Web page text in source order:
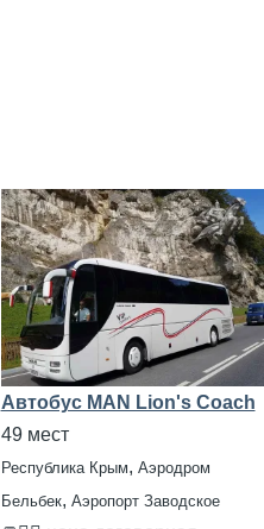
Автобус MAN Lion's Coach
49 мест
Республика Крым, Аэродром
Бельбек, Аэропорт Заводское